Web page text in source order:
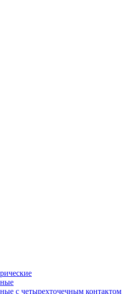
с четырехточечным контактом